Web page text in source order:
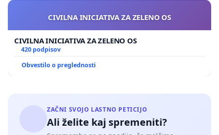
CIVILNA INICIATIVA ZA ZELENO OS
CIVILNA INICIATIVA ZA ZELENO OS
420 podpisov
Obvestilo o preglednosti
ZAČNI SVOJO LASTNO PETICIJO
Ali želite kaj spremeniti?